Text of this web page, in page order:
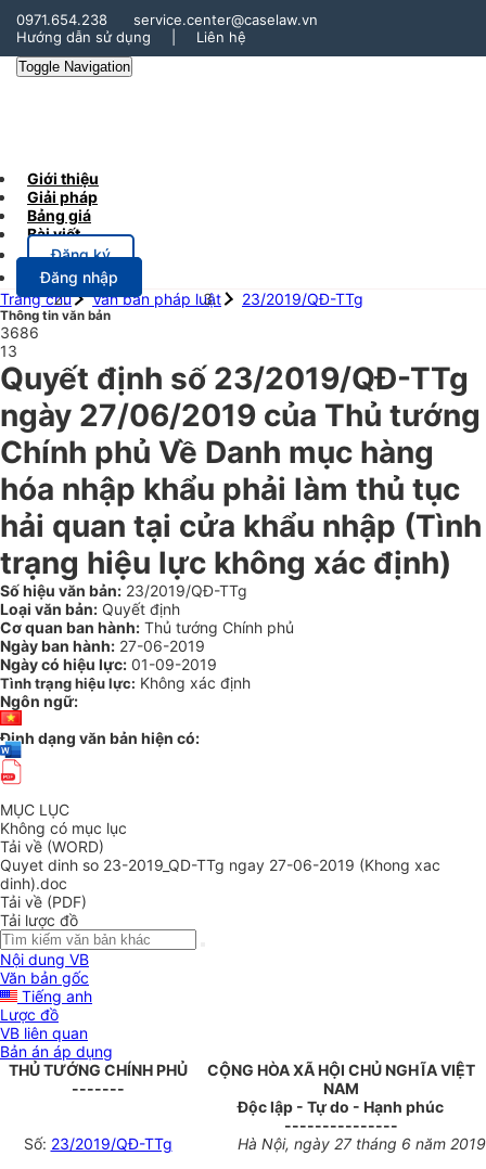
0971.654.238
service.center@caselaw.vn
Hướng dẫn sử dụng
Liên hệ
Toggle Navigation
Giới thiệu
Giải pháp
Bảng giá
Bài viết
Đăng ký
Đăng nhập
Trang chủ
Văn bản pháp luật 23/2019/QĐ-TTg
Thông tin văn bản
3686
13
Quyết định số 23/2019/QĐ-TTg
ngày 27/06/2019 của Thủ tướng
Chính phủ Về Danh mục hàng
hóa nhập khẩu phải làm thủ tục
hải quan tại cửa khẩu nhập (Tình
trạng hiệu lực không xác định)
Số hiệu văn bản: 23/2019/QĐ-TTg
Loại văn bản: Quyết định
Cơ quan ban hành: Thủ tướng Chính phủ
Ngày ban hành: 27-06-2019
Ngày có hiệu lực: 01-09-2019
Tình trạng hiệu lực: Không xác định
Ngôn ngữ:
Định dạng văn bản hiện có:
MỤC LỤC
Không có mục lục
Tải về (WORD)
Quyet dinh so 23-2019_QD-TTg ngay 27-06-2019 (Khong xac
dinh).doc
Tải về (PDF)
Tải lược đồ
Nội dung VB
Văn bản gốc
Tiếng anh
Lược đồ
VB liên quan
Bản án áp dụng
THỦ TƯỚNG CHÍNH PHỦ
-------
CỘNG HÒA XÃ HỘI CHỦ NGHĨA VIỆT
NAM
Độc lập - Tự do - Hạnh phúc
---------------
Số: 23/2019/QĐ-TTg Hà Nội, ngày 27tháng 6 năm 2019